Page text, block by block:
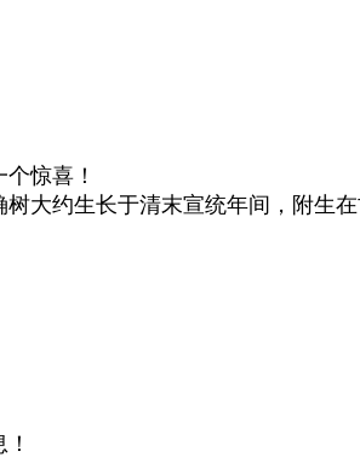
惊喜！
大约生长于清末宣统年间，附生